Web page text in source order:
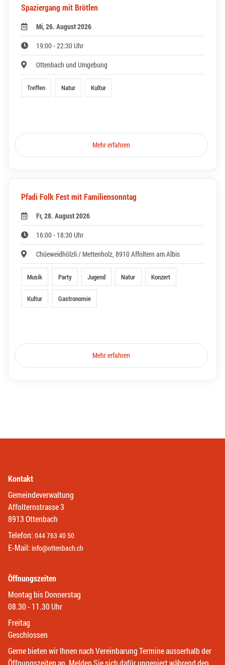
Spaziergang mit Brötlen
Mi, 26. August 2026
19:00 - 22:30 Uhr
Ottenbach und Umgebung
Treffen Natur Kultur
Mehr erfahren
Pfadi Folk Fest mit Familiensonntag
Fr, 28. August 2026
16:00 - 18:30 Uhr
Chüeweidhölzli / Mettenholz, 8910 Affoltern am Albis
Musik Party Jugend Natur Konzert
Kultur Gastronomie
Mehr erfahren
Kontakt
Gemeindeverwaltung
Affolternstrasse 3
8913 Ottenbach
Telefon: 044 763 40 50
E-Mail: info@ottenbach.ch
Öffnungszeiten
Montag bis Donnerstag
08.30 - 11.30 Uhr
Freitag
Geschlossen
Gerne bieten wir Ihnen nach Vereinbarung Termine ausserhalb der
Öffnungszeiten an. Melden Sie sich dafür ungeniert während den